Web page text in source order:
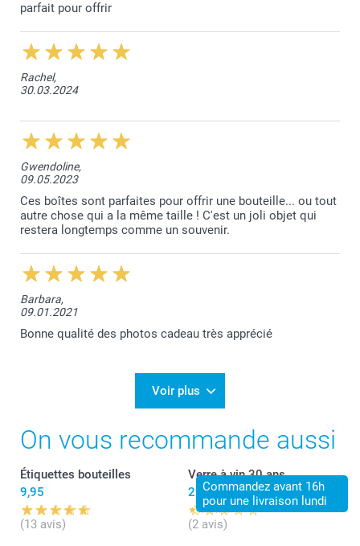
parfait pour offrir
Rachel,
30.03.2024
Gwendoline,
09.05.2023
Ces boîtes sont parfaites pour offrir une bouteille... ou tout
autre chose qui a la même taille ! C'est un joli objet qui
restera longtemps comme un souvenir.
Barbara,
09.01.2021
Bonne qualité des photos cadeau très apprécié
Voir plus
On vous recommande aussi
Étiquettes bouteilles
9,95
(13 avis)
Commandez avant 16h
pour une livraison lundi
Verre à vin 30 ans
29,95
(2 avis)